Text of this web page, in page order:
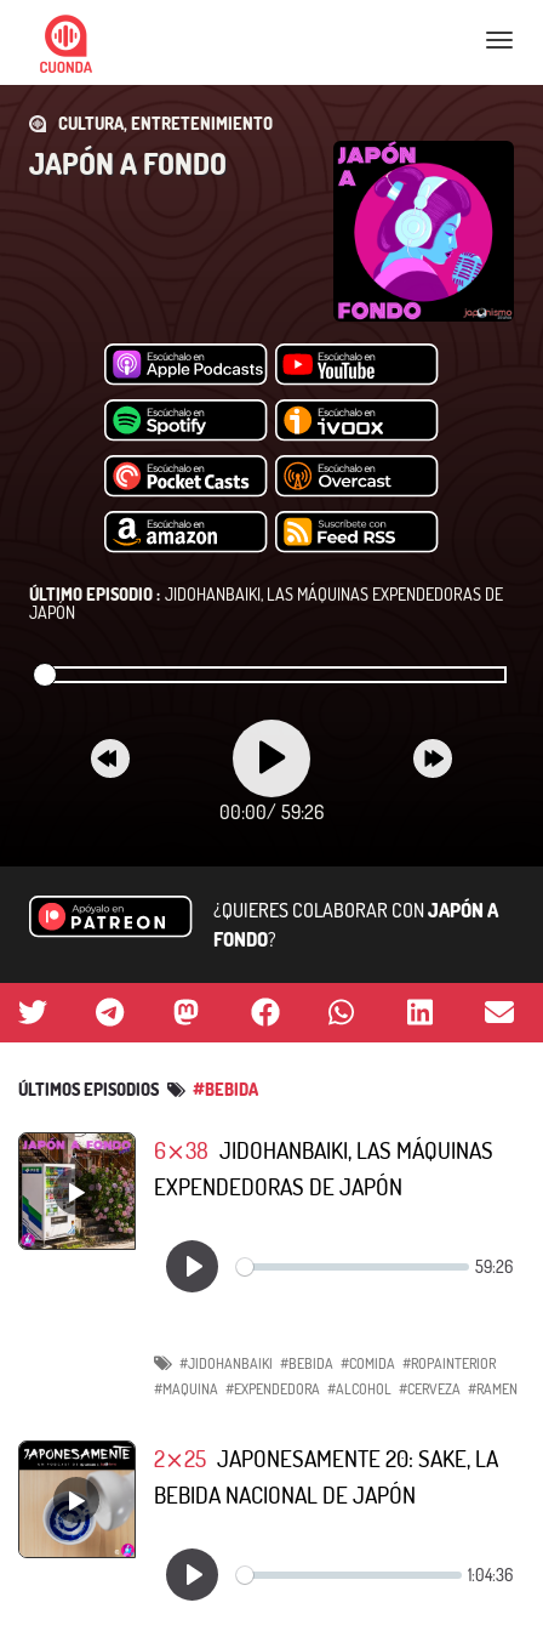
Nav
CULTURA, ENTRETENIMIENTO
JAPÓN A FONDO
ÚLTIMO EPISODIO : JIDOHANBAIKI, LAS MÁQUINAS EXPENDEDORAS DE
JAPÓN
00:00/ 59:26
¿QUIERES COLABORAR CONJAPÓN A
FONDO?
ÚLTIMOS EPISODIOS #BEBIDA
6⨯38 JIDOHANBAIKI, LAS MÁQUINAS
EXPENDEDORAS DE JAPÓN
#JIDOHANBAIKI #BEBIDA #COMIDA #ROPAINTERIOR
#MAQUINA #EXPENDEDORA #ALCOHOL #CERVEZA #RAMEN
2⨯25 JAPONESAMENTE 20: SAKE, LA
BEBIDA NACIONAL DE JAPÓN